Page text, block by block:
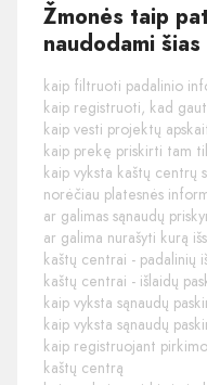
Žmonės taip
naudodami
kaip filtruoti padalinio
kaip registruoti, kad
kaip vesti projektų
kaip prekę priskirti tam
kaip vyksta kaštų centrų
norėčiau platesnės
ar galimas sąnaudų
ar galima nurašyti kurą
kaštų centrai - padalinių
kaštų centrai - išlaidų
kaip vyksta sąnaudų
kaip vyksta sąnaudų
kaip registruojant
kaštų centrą